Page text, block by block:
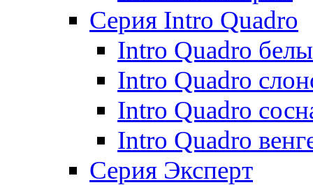
Серия Intro Quadro
Intro Quadro
Intro Quadro
Intro Quadro
Intro Quadro
Серия Эксперт